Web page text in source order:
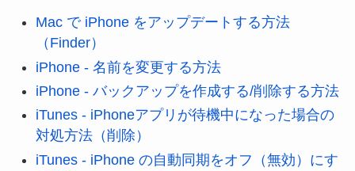
Mac で iPhone をアップデートする方法
（Finder）
iPhone - 名前を変更する方法
iPhone - バックアップを作成する/削除する方法
iTunes - iPhoneアプリが待機中になった場合の
対処方法（削除）
iTunes - iPhone の自動同期をオフ（無効）にす